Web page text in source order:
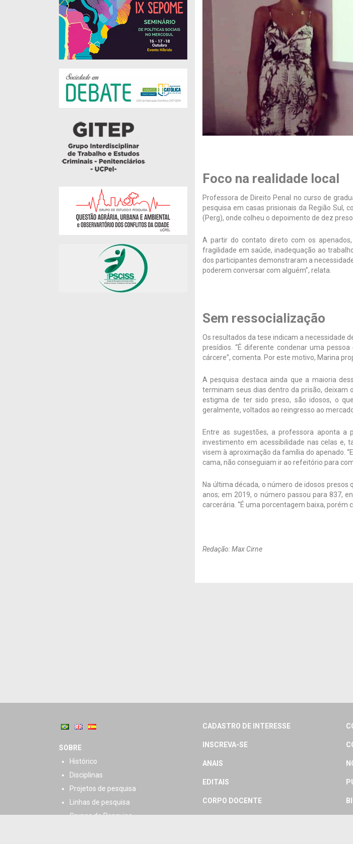
Foco na realidade local
Professora de Direito Penal no curso de
pesquisa em casas prisionais da Região Sul,
(Perg), onde colheu o depoimento de dez
A partir do contato direto com os
fragilidade em saúde, inadequação ao
dos participantes demonstraram a
poderem conversar com alguém”, relata.
Sem ressocialização
Os resultados da tese indicam a necessidade
presídios. “É diferente condenar uma
cárcere”, comenta. Por este motivo, Marina
A pesquisa destaca ainda que a maioria
terminam seus dias dentro da prisão, deixam
estigma de ter sido preso, são idosos, o
geralmente, voltados ao reingresso ao
Entre as sugestões, a professora aponta a
investimento em acessibilidade nas celas e,
visem à aproximação da família do apenado.
cama, não conseguiam ir ao refeitório para
Na última década, o número de idosos presos
anos; em 2019, o número passou para 837,
carcerária. “É uma porcentagem baixa, porém
Redação: Max Cirne
SOBRE
Histórico
Disciplinas
Projetos de pesquisa
Linhas de pesquisa
Grupos de Pesquisa
CADASTRO DE INTERESSE
INSCREVA-SE
ANAIS
EDITAIS
CORPO DOCENTE